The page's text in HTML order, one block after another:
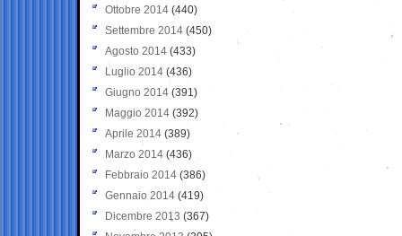
Ottobre 2014 (440)
Settembre 2014 (450)
Agosto 2014 (433)
Luglio 2014 (436)
Giugno 2014 (391)
Maggio 2014 (392)
Aprile 2014 (389)
Marzo 2014 (436)
Febbraio 2014 (386)
Gennaio 2014 (419)
Dicembre 2013 (367)